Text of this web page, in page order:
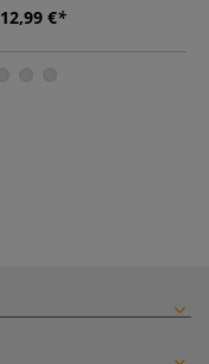
12,99 €